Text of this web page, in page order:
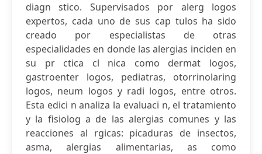
diagn stico. Supervisados por alerg logos
expertos, cada uno de sus cap tulos ha sido
creado por especialistas de otras
especialidades en donde las alergias inciden en
su pr ctica cl nica como dermat logos,
gastroenter logos, pediatras, otorrinolaring
logos, neum logos y radi logos, entre otros.
Esta edici n analiza la evaluaci n, el tratamiento
y la fisiolog a de las alergias comunes y las
reacciones al rgicas: picaduras de insectos,
asma, alergias alimentarias, as como